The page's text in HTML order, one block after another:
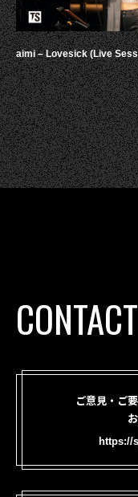
aimi – Lovesick (Live
CONTACT
ご意見・ご
https://